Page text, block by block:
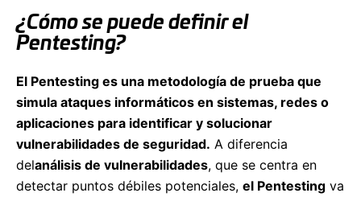
¿Cómo se puede definir el
Pentesting?
El Pentesting es una metodología de prueba que
simula ataques informáticos en sistemas, redes o
aplicaciones para identificar y solucionar
vulnerabilidades de seguridad. A diferencia
delanálisis de vulnerabilidades, que se centra en
detectar puntos débiles potenciales, el Pentesting va